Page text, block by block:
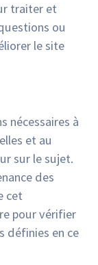
traiter et
ou
le site
nécessaires à
et au
sur le sujet.
des
cet
pour vérifier
définies en ce